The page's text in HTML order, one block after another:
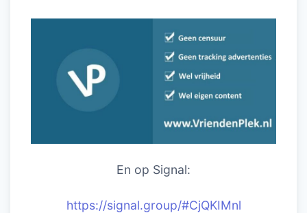
En op Signal:
https://signal.group/#CjQKIMnl